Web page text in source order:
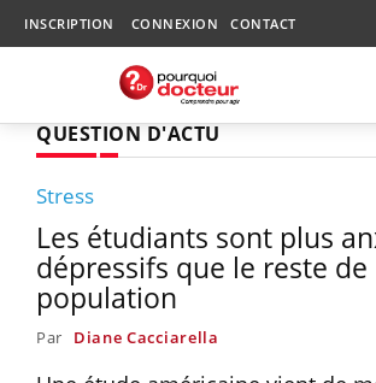
INSCRIPTION CONNEXION CONTACT
QUESTION D'ACTU
Stress
Les étudiants sont plus
dépressifs que le reste de
population
Par Diane Cacciarella